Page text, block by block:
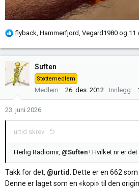
R
k
s
j
e
:
flyback, Hammerfjord, Vegard1980 og 11
Suften
Støttemedlem
Medlem 26. des. 2012 Innlegg
23. juni 2026
urtid skrev:
Herlig Radiomir, @Suften ! Hvilket nr er
Takk for det, @urtid. Dette er en 662
Denne er laget som en «kopi» til den